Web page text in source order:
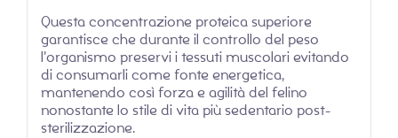
Questa concentrazione proteica superiore
garantisce che durante il controllo del peso
l’organismo preservi i tessuti muscolari evitando
di consumarli come fonte energetica,
mantenendo così forza e agilità del felino
nonostante lo stile di vita più sedentario post-
sterilizzazione.